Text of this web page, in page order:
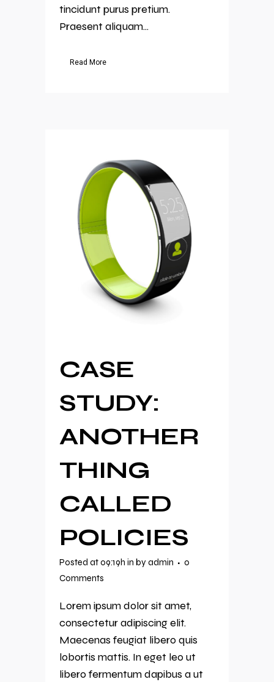
tincidunt purus pretium.
Praesent aliquam...
Read More
CASE
STUDY:
ANOTHER
THING
CALLED
POLICIES
Posted at 09:19h in byadmin
0
Comments
Lorem ipsum dolor sit amet,
consectetur adipiscing elit.
Maecenas feugiat libero quis
lobortis mattis. In eget leo ut
libero fermentum dapibus a ut